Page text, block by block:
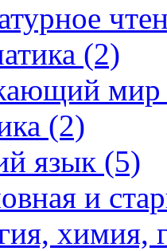
(2)
мир
(2)
язык (5)
и
химия,